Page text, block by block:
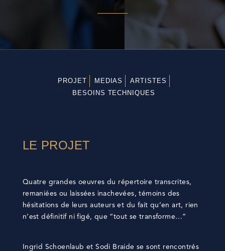
PROJET MEDIAS
ARTISTES
BESOINS TECHNIQUES
LE PROJET
Quatre grandes oeuvres du répertoire transcrites,
remaniées ou laissées inachevées, témoins des
hésitations de leurs auteurs et du fait qu’en art, rien
n’est définitif ni figé, que “tout se transforme…”
Ingrid Schoenlaub et Sodi Braide se sont rencontrés